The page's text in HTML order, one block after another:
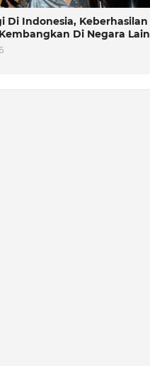
Di Indonesia, Keberhasilan
Di Negara Lain